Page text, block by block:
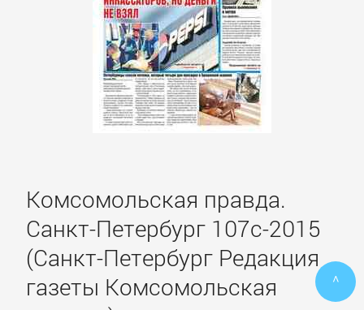
Комсомольская правда.
Санкт-Петербург 107с-2015
(Санкт-Петербург Редакция
газеты Комсомольская
ДРАМА
Драматургия
Зарубежные
стихи
Поэзия
^